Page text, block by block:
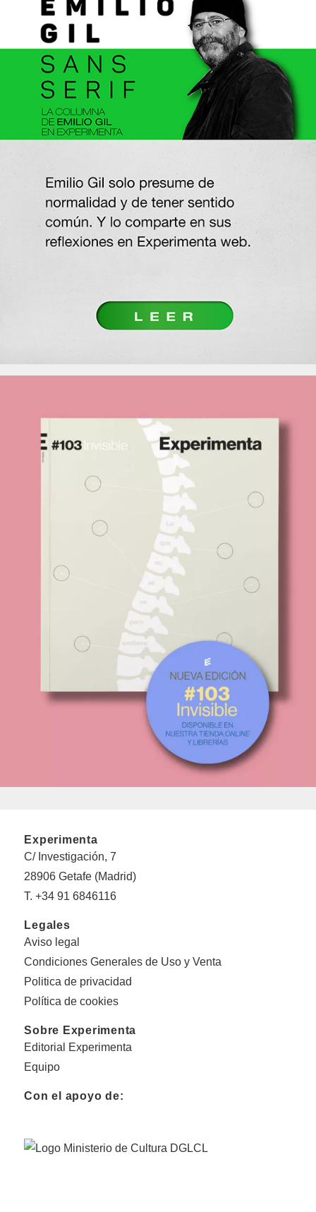
Experimenta
C/ Investigación, 7
28906 Getafe (Madrid)
T. +34 91 6846116
Legales
Aviso legal
Condiciones Generales de Uso y Venta
Politica de privacidad
Política de cookies
Sobre Experimenta
Editorial Experimenta
Equipo
Con el apoyo de: